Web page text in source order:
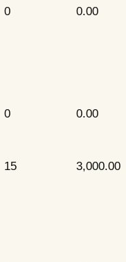
0 0.00
0 0.00
15 3,000.00